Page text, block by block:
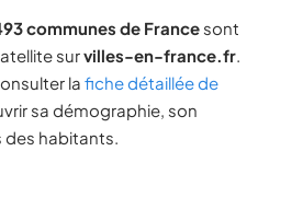
communes de France sont
survilles-en-france.fr.
la fiche détaillée de
sa démographie, son
des habitants.